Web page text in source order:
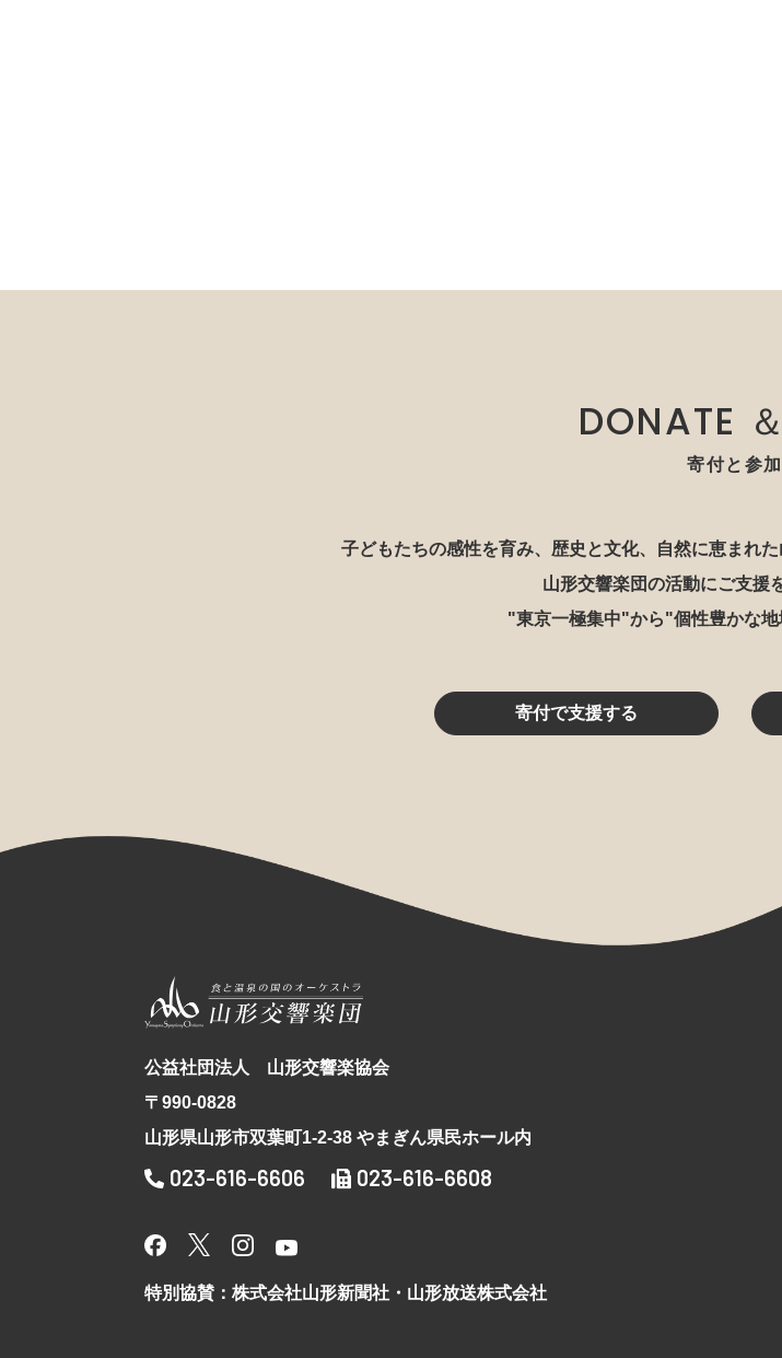
DONATE
寄付と参加
子どもたちの感性を育み、歴史と文化、自然に恵まれ
山形交響楽団の活動にご支援
"東京一極集中"から"個性豊かな
寄付で支援する
公益社団法人 山形交響楽協会
〒990-0828
山形県山形市双葉町1-2-38 やまぎん県民ホール内
023-616-6606 023-616-6608
特別協賛：株式会社山形新聞社・山形放送株式会社